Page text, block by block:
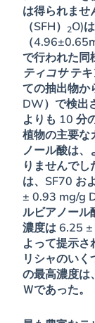
は得られませ
（SFH）2O)
（
で行われた
ティコサテキ
ての抽出物
DW）で検出
よりも 10 分
植物の主要な
ノール酸は
りませんで
は、SF70 お
± 0.93 mg/g
ルビアノール
濃度は 6.25
よって提示さ
リシャのい
の最高濃度
Ｗであった。